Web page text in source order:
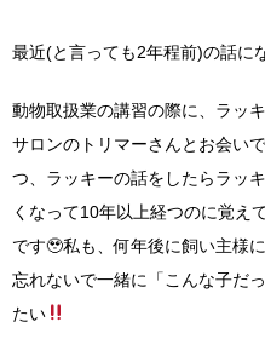
最近(と言っても2年程前)の話に
動物取扱業の講習の際に、ラッ
サロンのトリマーさんとお会い
つ、ラッキーの話をしたらラッ
くなって10年以上経つのに覚え
です🥹私も、何年後に飼い主様
忘れないで一緒に「こんな子だ
たい